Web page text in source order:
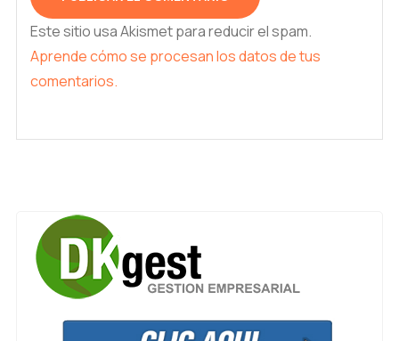
Este sitio usa Akismet para reducir el spam.
Aprende cómo se procesan los datos de tus
comentarios.